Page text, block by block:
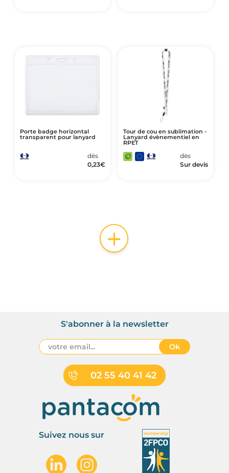
Porte badge horizontal
transparent pour lanyard
dès
0,23€
Tour de cou en sublimation -
Lanyard évènementiel en
RPET
dès
Sur devis
+
02 55 40 41 42
S'abonner à la newsletter
Ok
Suivez nous sur